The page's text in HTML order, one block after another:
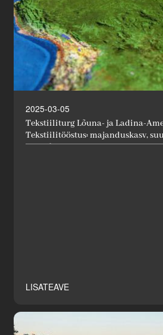
2025-03-05
Tekstiiliturg Lõuna- ja Ladina-
Tekstiilitööstus: majanduskasv,
riigipõhine ülevaade:
LISATEAVE